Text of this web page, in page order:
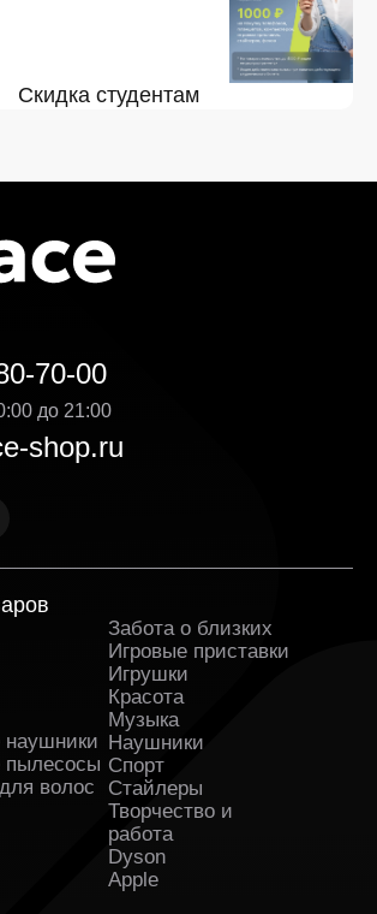
Скидка студентам
70-00
до 21:00
shop.ru
наушники
пылесосы
волос
Забота о близких
Игровые приставки
Игрушки
Красота
Музыка
Наушники
Спорт
Стайлеры
Творчество и
работа
Dyson
Apple